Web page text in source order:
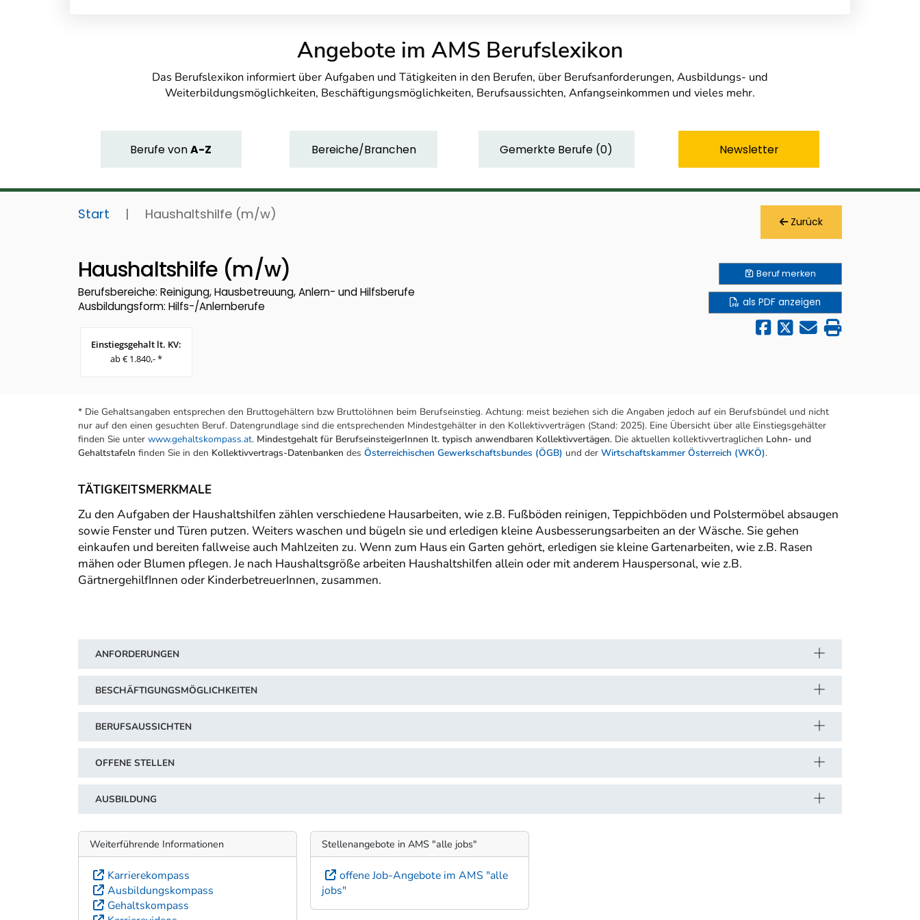
Angebote im AMS Berufslexikon
Das Berufslexikon informiert über Aufgaben und Tätigkeiten in den Berufen, über Berufsanforderungen, Ausbildungs- und
Weiterbildungsmöglichkeiten, Beschäftigungsmöglichkeiten, Berufsaussichten, Anfangseinkommen und vieles mehr.
BerufevonA-Z Bereiche/Branchen Gemerkte Berufe (0) Newsletter
Start | Haushaltshilfe (m/w) Zurück
Haushaltshilfe (m/w)
Berufsbereiche: Reinigung, Hausbetreuung, Anlern- und Hilfsberufe
Ausbildungsform: Hilfs-/Anlernberufe
Einstiegsgehalt lt. KV:
ab € 1.840,- *
Berufmerken
als PDF anzeigen
* Die Gehaltsangaben entsprechen den Bruttogehältern bzw Bruttolöhnen beim Berufseinstieg. Achtung: meist beziehen sich die Angaben jedoch auf ein Berufsbündel und nicht
nur auf den einen gesuchten Beruf. Datengrundlage sind die entsprechenden Mindestgehälter in den Kollektivverträgen (Stand: 2025). Eine Übersicht über alle Einstiegsgehälter
finden Sie unter www.gehaltskompass.at. Mindestgehalt für BerufseinsteigerInnen lt. typisch anwendbaren Kollektivvertägen. Die aktuellen kollektivvertraglichen Lohn- und
Gehaltstafeln finden Sie in den Kollektivvertrags-Datenbanken des Österreichischen Gewerkschaftsbundes (ÖGB) und der Wirtschaftskammer Österreich (WKÖ).
TÄTIGKEITSMERKMALE
Zu den Aufgaben der Haushaltshilfen zählen verschiedene Hausarbeiten, wie z.B. Fußböden reinigen, Teppichböden und Polstermöbel absaugen
sowie Fenster und Türen putzen. Weiters waschen und bügeln sie und erledigen kleine Ausbesserungsarbeiten an der Wäsche. Sie gehen
einkaufen und bereiten fallweise auch Mahlzeiten zu. Wenn zum Haus ein Garten gehört, erledigen sie kleine Gartenarbeiten, wie z.B. Rasen
mähen oder Blumen pflegen. Je nach Haushaltsgröße arbeiten Haushaltshilfen allein oder mit anderem Hauspersonal, wie z.B.
GärtnergehilfInnen oder KinderbetreuerInnen, zusammen.
ANFORDERUNGEN
BESCHÄFTIGUNGSMÖGLICHKEITEN
BERUFSAUSSICHTEN
OFFENE STELLEN
AUSBILDUNG
Weiterführende Informationen
Karrierekompass
Ausbildungskompass
Gehaltskompass
Stellenangebote in AMS "alle jobs"
offene Job-Angebote im AMS "alle
jobs"